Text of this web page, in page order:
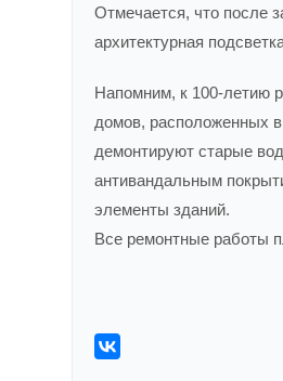
Отмечается, что после
архитектурная
Напомним, к 100-летию
домов, расположенных
демонтируют старые
антивандальным
элементы зданий.
Все ремонтные работы